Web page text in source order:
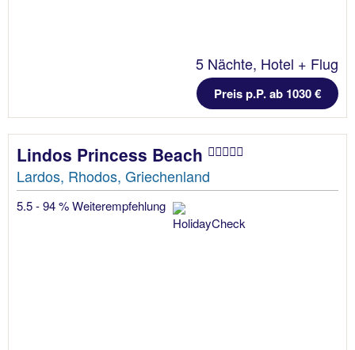
5 Nächte, Hotel + Flug
Preis p.P. ab 1030 €
Lindos Princess Beach
Lardos, Rhodos, Griechenland
5.5 - 94 % Weiterempfehlung